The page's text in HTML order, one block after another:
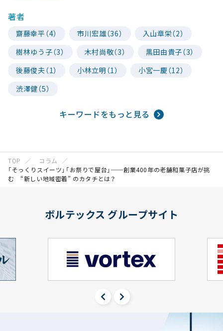
著者
齋藤幸平（4） 市川宏雄（36）
入山章栄（2）
樹林ゆう子（3）
木村尚敬（3）
黒田由貴子（3）
後藤俊夫（1）
小林立明（1）
小宮一慶（12）
渋澤健（5）
キーワードをもっと見る
TOP
コラム
「そっくりスイーツ」「お祭りで屋台」──創業400年の老舗和菓子店が挑
む “新しい地域密着” のカタチとは？
ボルテックス グループサイト